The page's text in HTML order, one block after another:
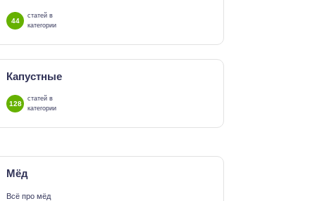
44
статей в
категории
Капустные
128
статей в
категории
Мёд
Всё про мёд